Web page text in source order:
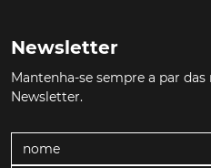
Newsletter
Mantenha-se sempre a par das
Newsletter.